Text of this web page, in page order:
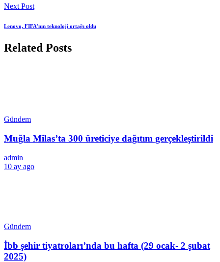
Next Post
Lenovo, FIFA’nın teknoloji ortağı oldu
Related Posts
Gündem
Muğla Milas’ta 300 üreticiye dağıtım gerçekleştirildi
admin
10 ay ago
Gündem
İbb şehir tiyatroları’nda bu hafta (29 ocak- 2 şubat
2025)